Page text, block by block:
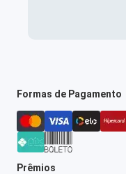
Formas de Pagamento
Prêmios